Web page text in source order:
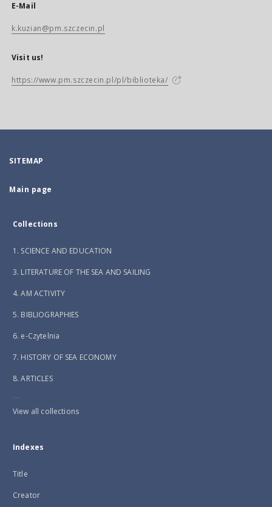
E-Mail
k.kuzian@pm.szczecin.pl
Visit us!
https://www.pm.szczecin.pl/pl/biblioteka/
SITEMAP
Main page
Collections
1. SCIENCE AND EDUCATION
3. LITERATURE OF THE SEA AND SAILING
4. AM ACTIVITY
5. BIBLIOGRAPHIES
6. e-Czytelnia
7. HISTORY OF SEA ECONOMY
8. ARTICLES
...
View all collections
Indexes
Title
Creator